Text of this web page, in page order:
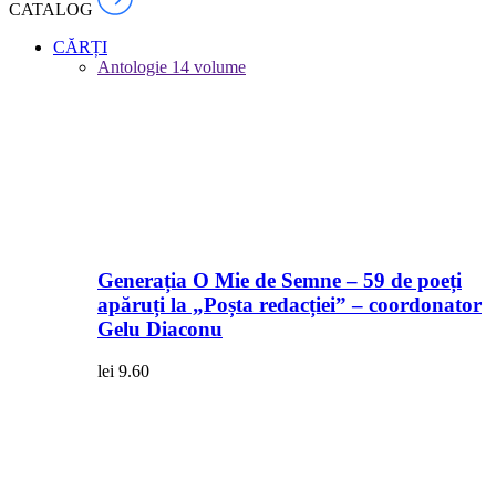
CATALOG
CĂRȚI
Antologie 14 volume
Generația O Mie de Semne – 59 de poeți
apăruți la „Poșta redacției” – coordonator
Gelu Diaconu
lei 9.60